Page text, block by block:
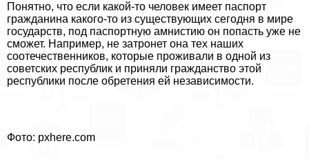
Понятно, что если какой-то человек имеет паспорт
гражданина какого-то из существующих сегодня в мире
государств, под паспортную амнистию он попасть уже не
сможет. Например, не затронет она тех наших
соотечественников, которые проживали в одной из
советских республик и приняли гражданство этой
республики после обретения ей независимости.
Фото: pxhere.com